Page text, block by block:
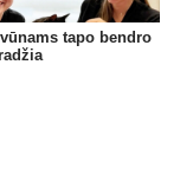
tapo bendro